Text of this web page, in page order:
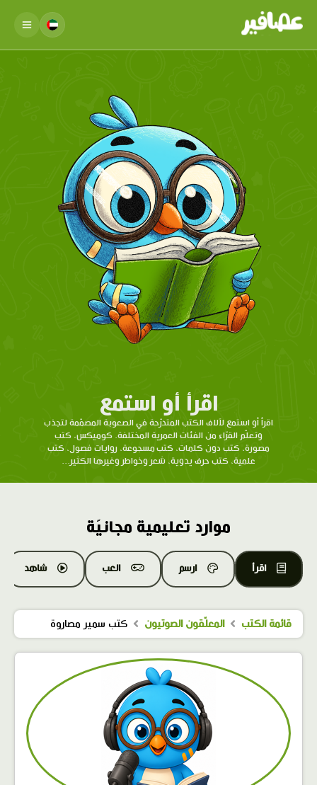
اقرأ أو استمع
اقرأ أو استمع لآلاف الكتب المتدرّحة في الصعوبة المصمّمة لتجذب
وتعلّم القرّاء من الفئات العمرية المختلفة. كوميكس، كتب
مصورة، كتب دون كلمات، كتب مسجوعة، روايات فصول، كتب
علمية، كتب حرف يدوية، شعر وخواطر وغيرها الكثير...
موارد تعليمية مجانيّة
اقرأ ارسم العب شاهد
قائمة الكتب المعلّقون الصوتيون كتب سمير مصاروة